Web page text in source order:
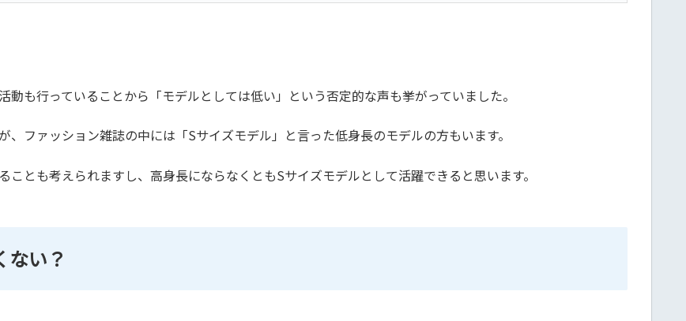
も行っていることから「モデルとしては低い」という否定的な声も挙がっていました。
ファッション雑誌の中には「Sサイズモデル」と言った低身長のモデルの方もいます。
とも考えられますし、高身長にならなくともSサイズモデルとして活躍できると思います。
ない？